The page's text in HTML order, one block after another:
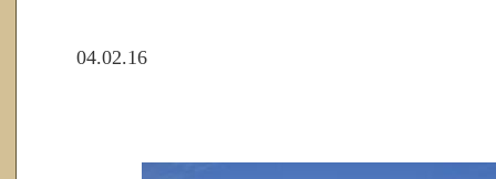
04.02.16